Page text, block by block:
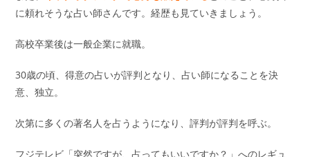
に頼れそうな占い師さんです。経歴も見ていきましょう。
高校卒業後は一般企業に就職。
30歳の頃、得意の占いが評判となり、占い師になることを決
意、独立。
次第に多くの著名人を占うようになり、評判が評判を呼ぶ。
フジテレビ「突然ですが、占ってもいいですか？」へのレギュ